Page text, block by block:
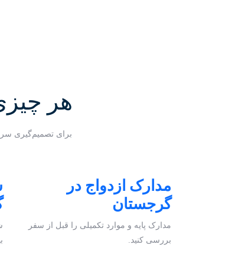
هر
برای تصمیم‌گیری
مدارک ازدواج در
گرجستان
مدارک پایه و موارد تکمیلی را قبل از سفر
بررسی کنید.